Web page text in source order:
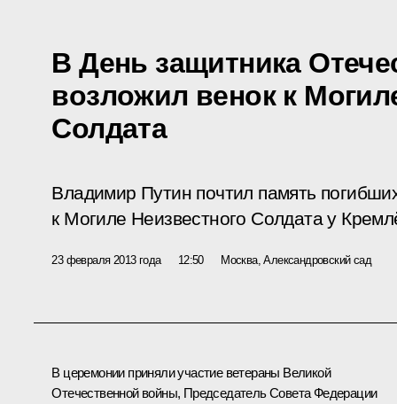
В День защитника
возложил венок к
Солдата
Владимир Путин почтил память
к Могиле Неизвестного Солдата у
23 февраля 2013 года 12:50 Москва, Александровский сад
В церемонии приняли участие ветераны Великой
Отечественной войны, Председатель Совета Федерации